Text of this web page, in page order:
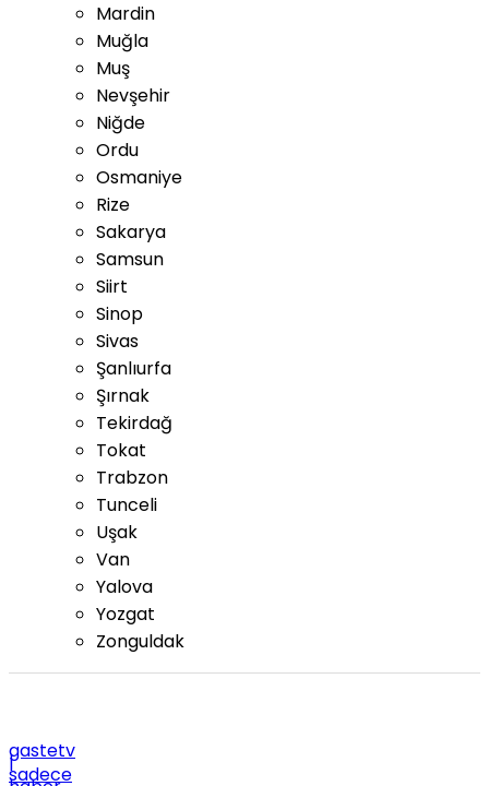
Mardin
Muğla
Muş
Nevşehir
Niğde
Ordu
Osmaniye
Rize
Sakarya
Samsun
Siirt
Sinop
Sivas
Şanlıurfa
Şırnak
Tekirdağ
Tokat
Trabzon
Tunceli
Uşak
Van
Yalova
Yozgat
Zonguldak
gastetv
|
sadece